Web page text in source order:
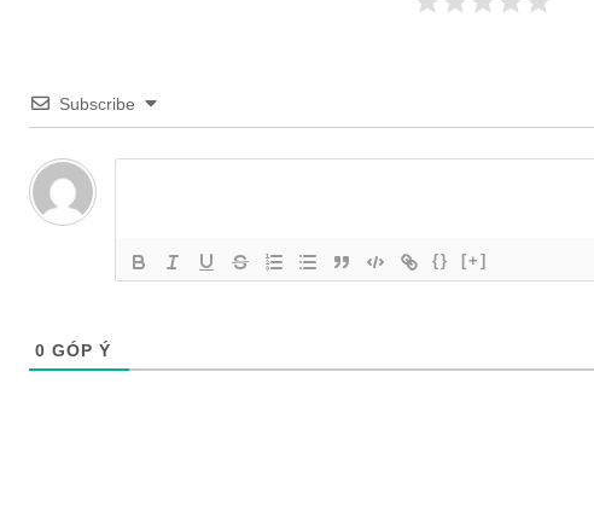
Subscribe
{} [+]
0 GÓP Ý